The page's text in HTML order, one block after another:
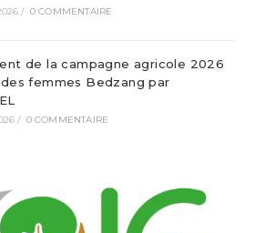
/ 0 COMMENTAIRE
de la campagne agricole 2026
femmes Bedzang par
/ 0 COMMENTAIRE